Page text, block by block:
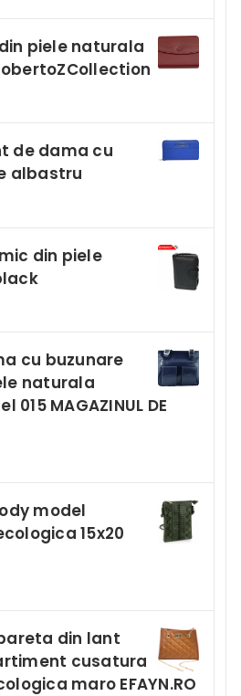
piele naturala
de dama cu
albastru
din piele
cu buzunare
naturala
MAGAZINUL DE
model
15x20
din lant
cusatura
maro EFAYN.RO